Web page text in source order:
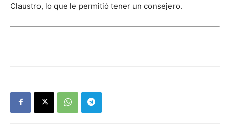
Claustro, lo que le permitió tener un consejero.